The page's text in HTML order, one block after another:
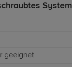
System
geeignet